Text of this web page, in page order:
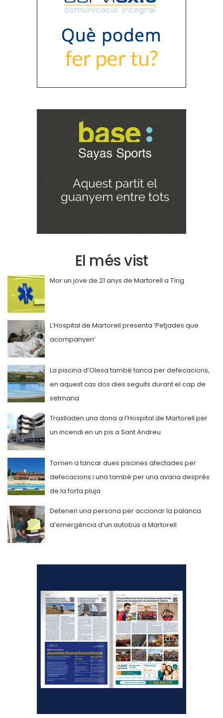
El més vist
Mor un jove de 21 anys de Martorell a Tírig
L’Hospital de Martorell presenta ‘Petjades que
acompanyen’
La piscina d’Olesa també tanca per defecacions,
en aquest cas dos dies seguits durant el cap de
setmana
Traslladen una dona a l’Hospital de Martorell per
un incendi en un pis a Sant Andreu
Tornen a tancar dues piscines afectades per
defecacions i una també per una avaria després
de la forta pluja
Detenen una persona per accionar la palanca
d’emergència d’un autobús a Martorell